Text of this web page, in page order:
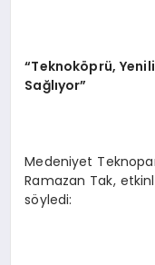
“Teknoköprü,
Sağlıyor”
Medeniyet
Ramazan Tak,
söyledi: